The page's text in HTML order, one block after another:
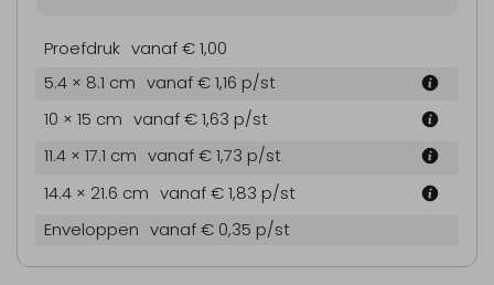
Proefdruk vanaf € 1,00
5.4 × 8.1 cm vanaf € 1,16 p/st
10 × 15 cm vanaf € 1,63 p/st
11.4 × 17.1 cm vanaf € 1,73 p/st
14.4 × 21.6 cm vanaf € 1,83 p/st
Enveloppen vanaf € 0,35 p/st